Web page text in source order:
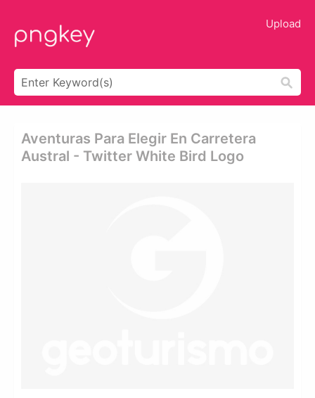
Upload
Aventuras Para Elegir En Carretera
Austral - Twitter White Bird Logo